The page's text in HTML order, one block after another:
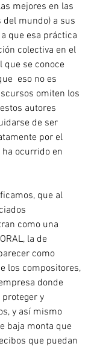
mejores en las
del mundo) a sus
que esa práctica
colectiva en el
que se conoce
eso no es
omiten los
autores
de ser
por el
ha ocurrido en
que al
como una
la de
como
los compositores,
donde
y
y así mismo
baja monta que
que puedan